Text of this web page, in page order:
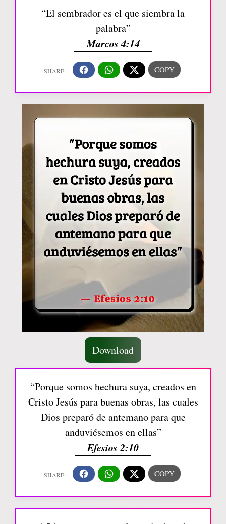
“El sembrador es el que siembra la
palabra”
Marcos 4:14
Download
“Porque somos hechura suya, creados en
Cristo Jesús para buenas obras, las cuales
Dios preparó de antemano para que
anduviésemos en ellas”
Efesios 2:10